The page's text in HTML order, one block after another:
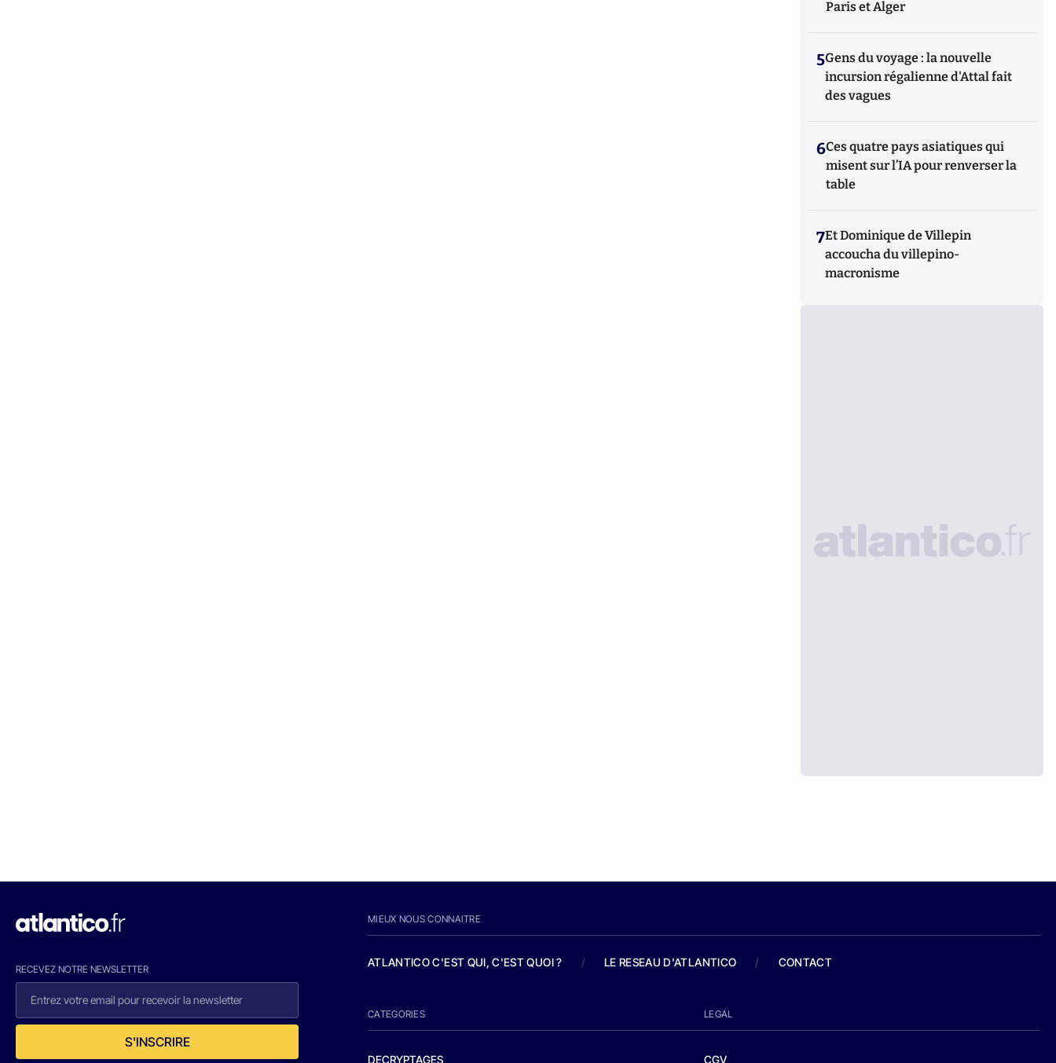
Paris et Alger
5Gens du voyage : la nouvelle
incursion régalienne d'Attal fait
des vagues
6Ces quatre pays asiatiques qui
misent sur l’IA pour renverser la
table
7Et Dominique de Villepin
accoucha du villepino-
macronisme
RECEVEZ NOTRE NEWSLETTER
S'INSCRIRE
MIEUX NOUS CONNAITRE
ATLANTICO C'EST QUI, C'EST QUOI ? / LE RESEAU D'ATLANTICO / CONTACT
CATEGORIES
DECRYPTAGES
LEGAL
CGV